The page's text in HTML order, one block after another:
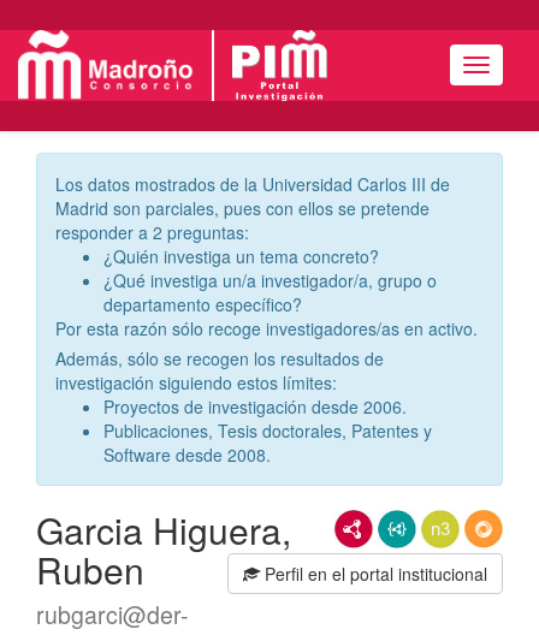
Menú
Los datos mostrados de la Universidad Carlos III de
Madrid son parciales, pues con ellos se pretende
responder a 2 preguntas:
¿Quién investiga un tema concreto?
¿Qué investiga un/a investigador/a, grupo o
departamento específico?
Por esta razón sólo recoge investigadores/as en activo.
Además, sólo se recogen los resultados de
investigación siguiendo estos límites:
Proyectos de investigación desde 2006.
Publicaciones, Tesis doctorales, Patentes y
Software desde 2008.
RDF/XMLJSON-LDN3/Turtle
Perfil en el portal institucional
Garcia Higuera,
Ruben
rubgarci@der-